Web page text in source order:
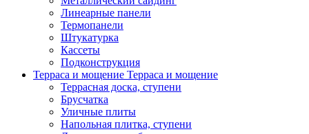
Линеарные панели
Термопанели
Штукатурка
Кассеты
Подконструкция
Терраса и мощение Терраса и мощение
Террасная доска, ступени
Брусчатка
Уличные плиты
Напольная плитка, ступени